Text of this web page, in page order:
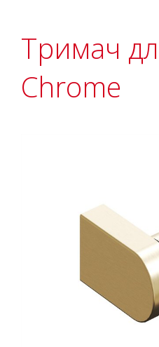
Тримач
Chrome